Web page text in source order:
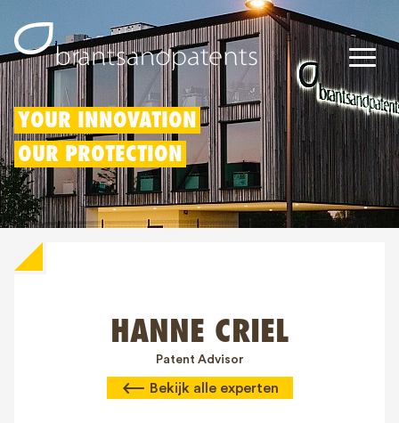
Octrooien
Merken
Modellen
YOUR INNOVATION
OUR PROTECTION
HANNE CRIEL
Patent Advisor
Bekijk alle experten